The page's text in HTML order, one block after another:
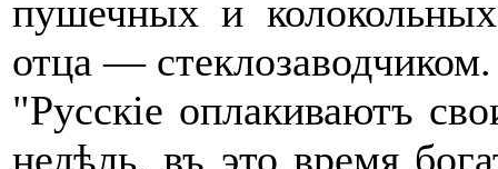
пушечных и
отца — стеклозаводчиком.
"Русскіе​ оплакиваютъ
недѣль, въ это время